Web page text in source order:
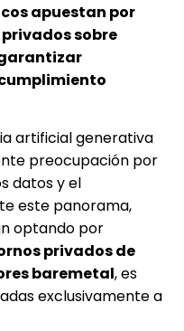
apuestan por
sobre
artificial generativa
preocupación por
datos y el
este panorama,
optando por
privados de
baremetal, es
exclusivamente a